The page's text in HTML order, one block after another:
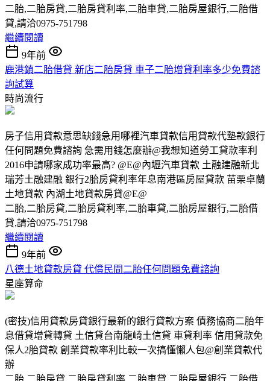
二胎,二胎房貸,二胎房貸利率,二胎車貸,二胎房屋銀行,二胎借
貸,請洽0975-751798
繼續閱讀
9年前
鹿港鎮二胎借貸 新店二胎房貸 車子二胎增貸利率多少免費諮
詢試算
時尚流行
房子信用貸款意思缺錢急用哪裡汽車貸款信用貸款代墊款銀行
任何問題免費諮詢 急需用錢怎麼辦@我想知道勞工貸款率利
2016申請哪家成功率最高? @E@內壢汽車貸款 土融建融新北
瑞芳土融建融 銀行2胎房貸利率年息南港區房屋貸款 苗栗卓蘭
土地貸款 內湖土地貸款房貸@E@
二胎,二胎房貸,二胎房貸利率,二胎車貸,二胎房屋銀行,二胎借
貸,請洽0975-751798
繼續閱讀
9年前
八德土地貸款房貸 代償民間二胎任何問題免費諮詢
星座算命
(密技)信用貸款房貸銀行最新的銀行貸款方案 債務協商二胎年
息借貸增貸轉貸 土信貸台南龍崎土信貸 車貸利率 信用貸款免
保人2胎貸款 創業貸款率利比較一次搞懂懶人包@創業貸款代
辦
二胎,二胎房貸,二胎房貸利率,二胎車貸,二胎房屋銀行,二胎借